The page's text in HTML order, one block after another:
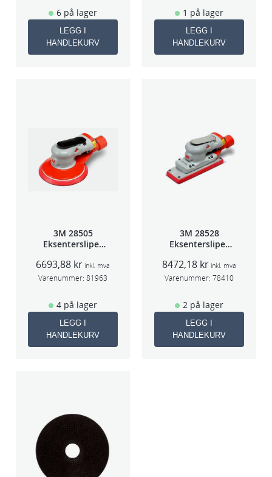
6 på lager
LEGG I
HANDLEKURV
1 på lager
LEGG I
HANDLEKURV
3M 28505
Eksentersliper
2,5mm slag
75mm
6693,88 kr inkl. mva
Varenummer: 81963
4 på lager
LEGG I
HANDLEKURV
3M 28528
Eksentersliper
3mm slag
70×198
8472,18 kr inkl. mva
Varenummer: 78410
2 på lager
LEGG I
HANDLEKURV